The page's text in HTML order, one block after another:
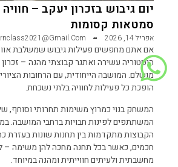
יום גיבוש בזכרון יעקב –
סמטאות קסומות
אפריל 14, 2026
אם אתם מחפשים פעילות גיבוש שמשלבת
היסטוריה עשירה ואתגר קבוצתי מהנה –
מושלם. המושבה הייחודית, עם הרחובות
הופכת כל פעילות לחוויה בלתי נשכחת.
המשחק בנוי כמרוץ משימות תחרותי וסוחף,
המשתתפים לפינות חבויות ברחבי המושבה.
הקבוצות מתקדמות בין תחנות שונות בעזרת
חכמים, כאשר בכל תחנה מחכה להן משימה –
מחשבתית ולעיתים חווייתית ומהנה במיוחד.